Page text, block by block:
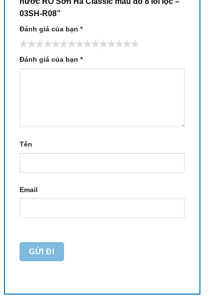
03SH-R08”
Đánh giá của bạn *
Đánh giá của bạn *
Tên
Email